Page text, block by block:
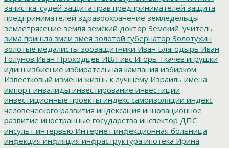
зачистка_судей защита прав предпринимателей защита
предпринимателей здравоохранение земледельцы
землетрясение земля земский доктор Земский_учитель
зима пришла змеи змея золотой губернатор Золотухин
золотые медалисты зоозащитники Иван Благодырь Иван
Голунов Иван Проходцев ИВЛ ивс Игорь Ткачев игрушки
идиш избиение избирательная кампания избирком
Известковый измени жизнь к лучшему Израиль имена
импорт инвалиды инвестирование инвестиции
инвестиционные проекты индекс самоизоляции индекс
человеческого развития индексация инновационное
развитие иностранные государства инспектор ДПС
инсульт интервью Интернет инфекционная больница
инфекция инфляция инфраструктура ипотека Ирина